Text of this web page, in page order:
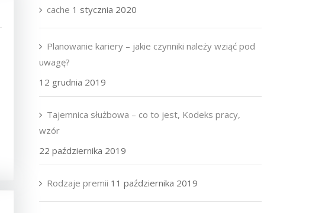
cache 1 stycznia 2020
Planowanie kariery – jakie czynniki należy wziąć pod
uwagę?
12 grudnia 2019
Tajemnica służbowa – co to jest, Kodeks pracy,
wzór
22 października 2019
Rodzaje premii 11 października 2019